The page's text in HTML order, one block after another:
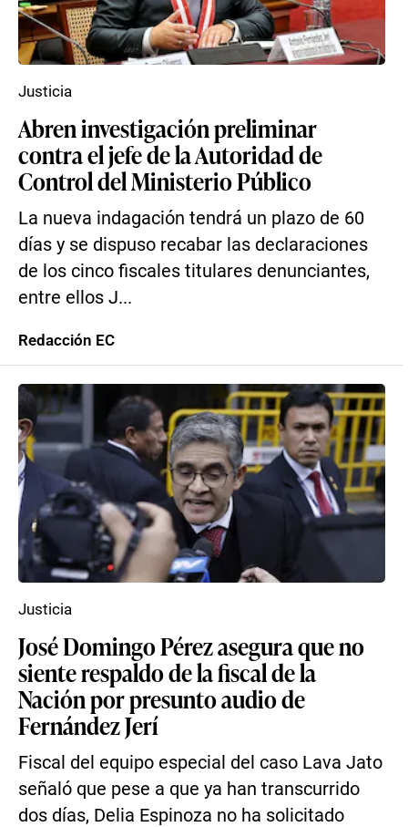
Abren investigación preliminar
contra el jefe de la Autoridad de
Control del Ministerio Público
La nueva indagación tendrá un plazo de 60
días y se dispuso recabar las declaraciones
de los cinco fiscales titulares denunciantes,
entre ellos J...
Justicia
Redacción EC
José Domingo Pérez asegura que no
siente respaldo de la fiscal de la
Nación por presunto audio de
Fernández Jerí
Fiscal del equipo especial del caso Lava Jato
señaló que pese a que ya han transcurrido
dos días, Delia Espinoza no ha solicitado
Justicia